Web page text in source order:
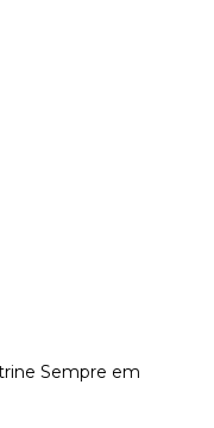
Sempre em